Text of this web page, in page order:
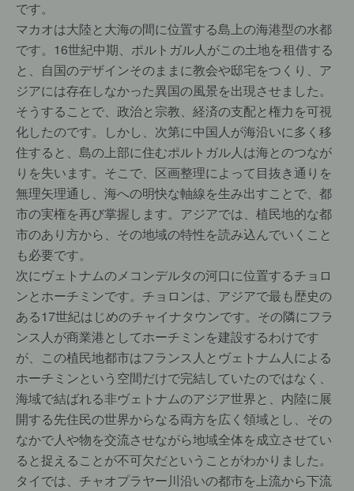
です。
マカオは大陸と大海の間に位置する島上の海港型の水都
です。16世紀中期、ポルトガル人がこの土地を租借する
と、自国のデザインそのままに教会や邸宅をつくり、ア
ジアには存在しなかった異国の風景を出現させました。
そうすることで、政治と宗教、経済の支配と権力を可視
化したのです。しかし、次第に中国人が海沿いに多く移
住すると、島の上部に住むポルトガル人は海とのつなが
りを失います。そこで、区画整理によって目抜き通りを
無理矢理通し、海への明快な軸線を生み出すことで、都
市の実権を再び掌握します。アジアでは、植民地的な都
市のあり方から、その地域の特性を読み込んでいくこと
も必要です。
次にヴェトナムのメコンデルタの河口に位置するチョロ
ンとホーチミンです。チョロンは、アジアで最も歴史の
ある17世紀はじめのチャイナタウンです。その隣にフラ
ンス人が商業港としてホーチミンを建設するわけです
が、この植民地都市はフランス人とヴェトナム人による
ホーチミンという空間だけで完結していたのではなく、
海域で結ばれる非ヴェトナムのアジア世界と、内陸に展
開する先住民の世界からなる両方を広く領域とし、その
なかで人や物を交流させながら地域全体を成立させてい
ると捉えることが不可欠だということがわかりました。
タイでは、チャオプラヤー川沿いの都市を上流から下流